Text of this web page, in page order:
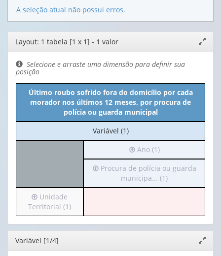
A seleção atual não possui erros.
Editor
de
layout
janela
Layout: 1 tabela [1 x 1] - 1 valor
Selecione e arraste uma dimensão para definir sua
posição
Último roubo sofrido fora do domicílio por cada
morador nos últimos 12 meses, por procura de
polícia ou guarda municipal
No
cabeçalho:
(1)
Variável (1)
Irá
para
o
cabeçalho
(possui
valor):
Ano (1)
Irá
o
apenas
1
Procura de polícia ou guarda
municipa... (1)
Irá
para
o
cabeçalho
(possui
apenas
Unidade
Territorial (1)
Editor
janela
Variável [1/4]